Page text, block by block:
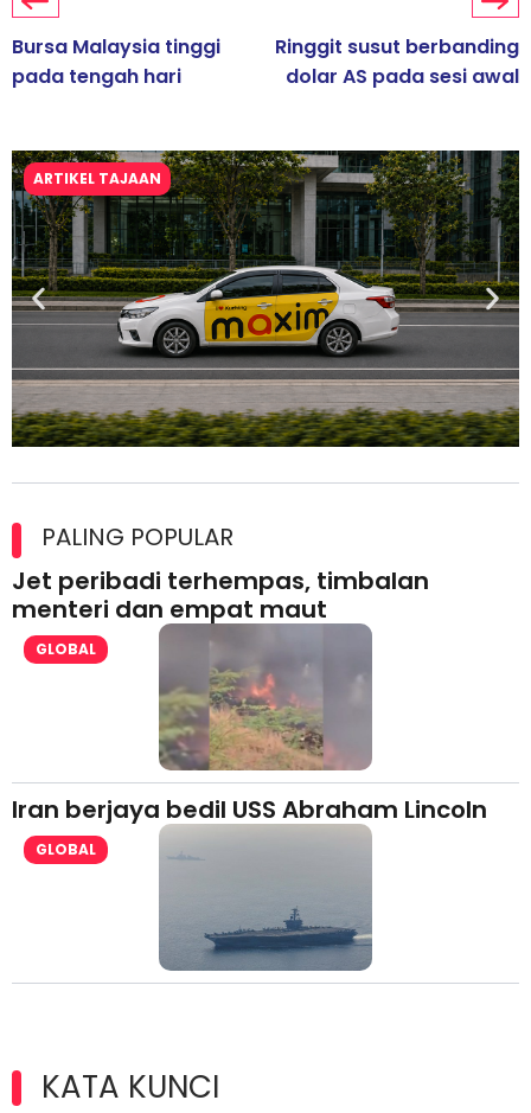
Bursa Malaysia tinggi
pada tengah hari
Ringgit susut berbanding
dolar AS pada sesi awal
ARTIKEL TAJAAN
lesen separuh pertama 2026
PALING POPULAR
Jet peribadi terhempas, timbalan
menteri dan empat maut
GLOBAL
Iran berjaya bedil USS Abraham Lincoln
GLOBAL
KATA KUNCI